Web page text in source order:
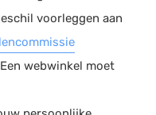
voorleggen aan
webwinkel moet